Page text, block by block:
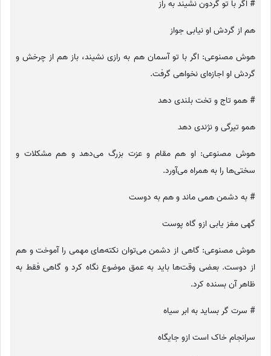
# اگر با تو گردون نشیند به راز
هم از گردش او نیابی جواز
هوش مصنوعی: اگر با تو آسمان هم به رازی نشیند، باز هم از چرخش و
گردش او اجازه‌ای نخواهی گرفت.
# همو تاج و تخت بلندی دهد
همو تیرگی و نژندی دهد
هوش مصنوعی: او هم مقام و عزت بزرگ می‌دهد و هم مشکلات و
سختی‌ها را به همراه می‌آورد.
# به دشمن همی ماند و هم به دوست
گهی مغز یابی ازو گاه پوست
هوش مصنوعی: گاهی از دشمن می‌توان نکته‌های مهمی را آموخت و هم
از دوست. بعضی وقت‌ها باید به عمق موضوع نگاه کرد و گاهی فقط به
ظاهر آن بسنده کرد.
# سرت گر بساید به ابر سیاه
سرانجام خاک است ازو جایگاه